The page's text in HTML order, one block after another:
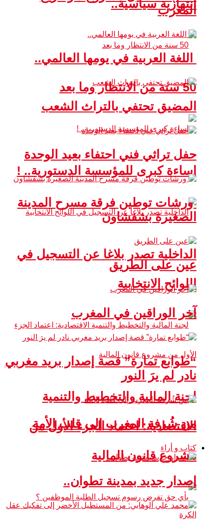
انتهازية سياسية..
50 سنة من الانتظار وما بعد
إساءة كبرى للمؤسسة الدستورية.. !
الداخلية تصدر بلاغا عن التسجيل في
اللوائح الانتخابية
لجنة المالية والتخطيط والتنمية
الاقتصادية: اعتماد الجزء الأول من
مشروع قانون المالية
المغرب
اللغة العربية في يومها العالمي..
المضيق تحتفي بالتراث الشعب
حفل تراثي فني احتفاء بعيد الوحدة
ورشات توطين فرقة مسرح المدينة
الصغيرة بشفشاون
عين على الطريق
آخر الوراقين في المغرب
“طوابع تمارة” قصة إصدار بريد مغربي
نادر لم يرَ النور
من شُرفة المغرب إلى قلب الأمة
كتاب و أراء
إصدار جديد بمدينة تطوان..